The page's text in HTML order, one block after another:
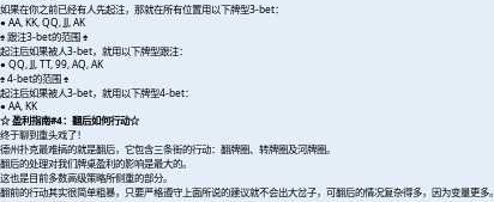
如果在你之前已经有人先起注，那就在所有位置用以下牌型3-bet：
● AA, KK, QQ, JJ, AK
♠ 跟注3-bet的范围 ♠
起注后如果被人3-bet，就用以下牌型跟注：
● QQ, JJ, TT, 99, AQ, AK
♠ 4-bet的范围 ♠
起注后如果被人3-bet，就用以下牌型4-bet：
● AA, KK
☆ 盈利指南#4：翻后如何行动☆
终于聊到重头戏了！
德州扑克最难搞的就是翻后，它包含三条街的行动：翻牌圈、转牌圈及河牌圈。
翻后的处理对我们牌桌盈利的影响是最大的。
这也是目前多数高级策略所侧重的部分。
翻前的行动其实很简单粗暴，只要严格遵守上面所说的建议就不会出大岔子，可翻后的情况复杂得多，因为变量更多。